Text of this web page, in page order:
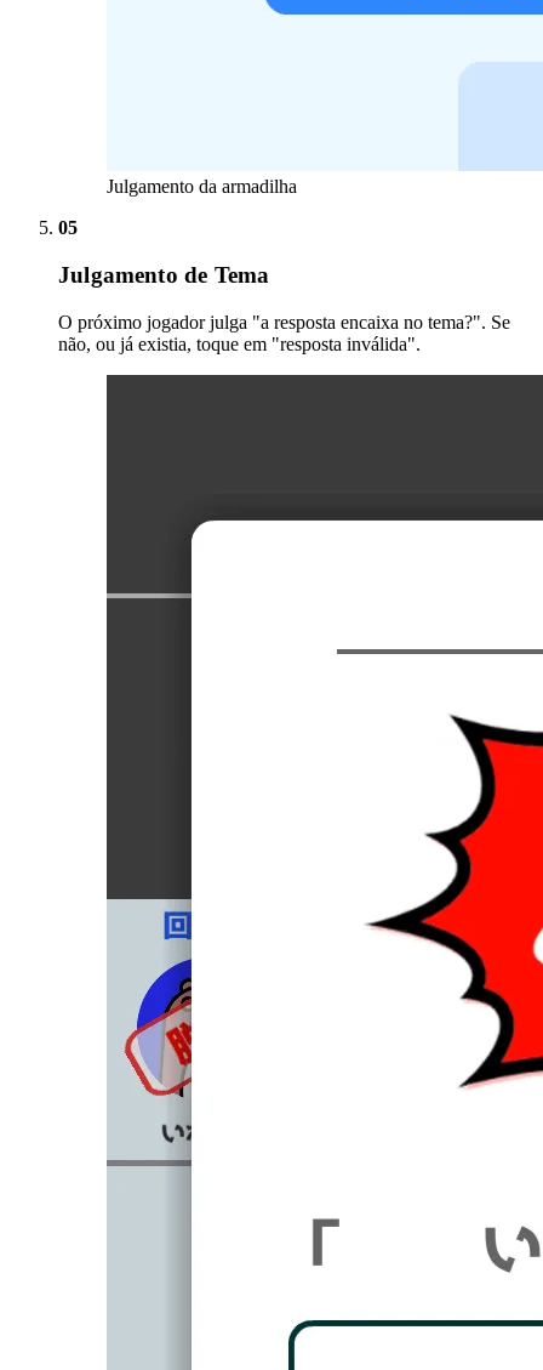
Julgamento da armadilha
05
Julgamento de Tema
O próximo jogador julga "a resposta encaixa no tema?". Se
não, ou já existia, toque em "resposta inválida".